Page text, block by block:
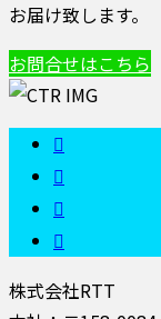
お届け致します。
お問合せはこちら
株式会社RTT